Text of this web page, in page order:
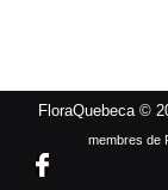
FloraQuebeca ©
membres de